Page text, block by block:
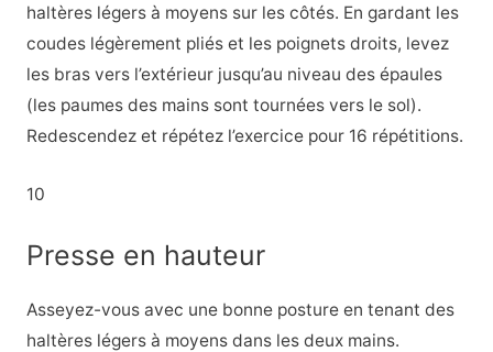
haltères légers à moyens sur les côtés. En gardant les
coudes légèrement pliés et les poignets droits, levez
les bras vers l’extérieur jusqu’au niveau des épaules
(les paumes des mains sont tournées vers le sol).
Redescendez et répétez l’exercice pour 16 répétitions.
10
Presse en hauteur
Asseyez-vous avec une bonne posture en tenant des
haltères légers à moyens dans les deux mains.